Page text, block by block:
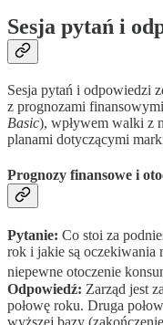
Sesja pytań i
Sesja pytań i odpowiedzi
z prognozami
Basic), wpływem walki z
planami dotyczącymi
Prognozy finansowe i
Pytanie: Co stoi za
rok i jakie są oczekiwania
niepewne otoczenie
Odpowiedź: Zarząd jest
połowę roku. Druga
wyższej bazy